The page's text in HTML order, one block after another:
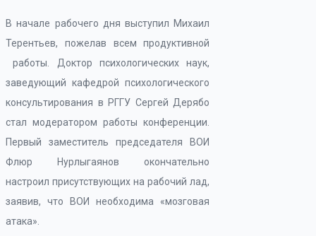
В начале рабочего дня выступил Михаил
Терентьев, пожелав всем продуктивной
работы. Доктор психологических наук,
заведующий кафедрой психологического
консультирования в РГГУ Сергей Дерябо
стал модератором работы конференции.
Первый заместитель председателя ВОИ
Флюр Нурлыгаянов окончательно
настроил присутствующих на рабочий лад,
заявив, что ВОИ необходима «мозговая
атака».